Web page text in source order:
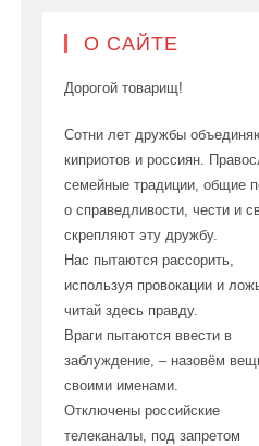
О САЙТЕ
Дорогой товарищ!
Сотни лет дружбы
киприотов и россиян.
семейные традиции, общие
о справедливости, чести и
скрепляют эту дружбу.
Нас пытаются рассорить,
используя провокации и
читай здесь правду.
Враги пытаются ввести в
заблуждение, – назовём
своими именами.
Отключены российские
телеканалы, под запретом